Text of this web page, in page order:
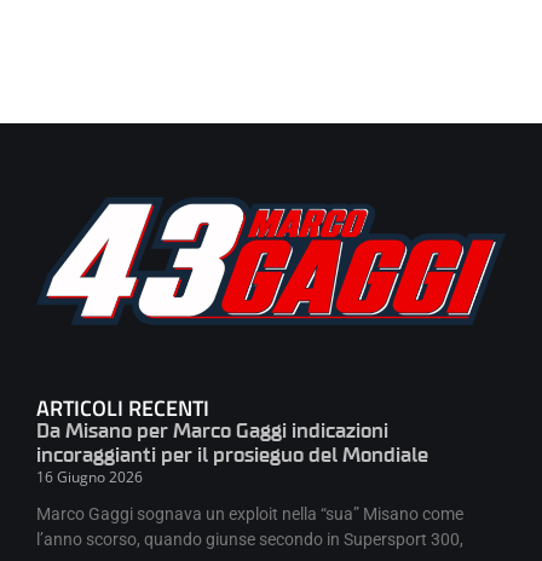
ARTICOLI RECENTI
Da Misano per Marco Gaggi indicazioni
incoraggianti per il prosieguo del Mondiale
16 Giugno 2026
Marco Gaggi sognava un exploit nella “sua” Misano come
l’anno scorso, quando giunse secondo in Supersport 300,